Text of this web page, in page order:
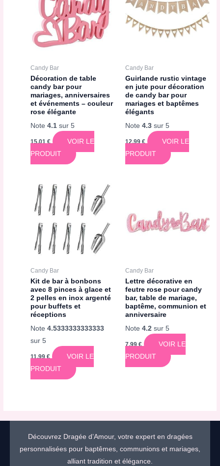
Candy Bar
Décoration de table
candy bar pour
mariages, anniversaires
et événements – couleur
rose élégante
Note4.1 sur 5
15,01€
VOIR LE
PRODUIT
Candy Bar
Guirlande rustic vintage
en jute pour décoration
de candy bar pour
mariages et baptêmes
élégants
Note 4.3sur 5
12,99 €
VOIR LE
PRODUIT
Candy Bar
Kit de bar à bonbons
avec 8 pinces à glace et
2 pelles en inox argenté
pour buffets et
réceptions
Note4.5333333333333
sur 5
11,99€
VOIR LE
PRODUIT
Candy Bar
Lettre décorative en
feutre rose pour candy
bar, table de mariage,
baptême, communion et
anniversaire
Note 4.2sur 5
7,99 €
VOIR LE
PRODUIT
Découvrez Dragée d’Amour, votre expert en dragées
personnalisées pour baptêmes, communions et mariages,
alliant tradition et élégance.